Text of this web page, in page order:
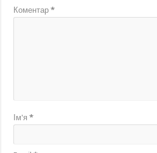
Коментар*
Ім'я*